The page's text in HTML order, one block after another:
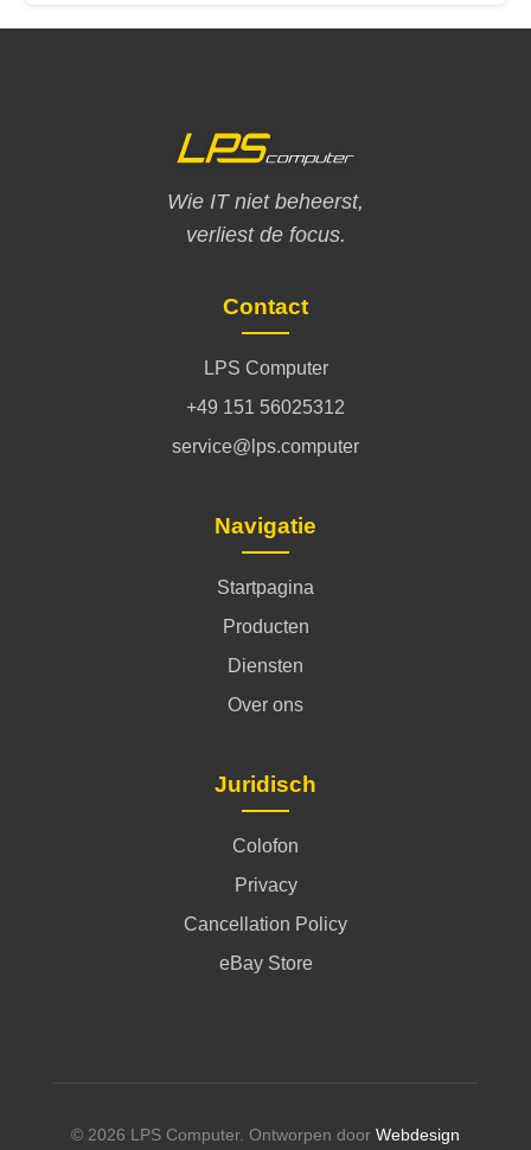
Wie IT niet beheerst,
verliest de focus.
Contact
LPS Computer
+49 151 56025312
service@lps.computer
Navigatie
Startpagina
Producten
Diensten
Over ons
Juridisch
Colofon
Privacy
Cancellation Policy
eBay Store
© 2026 LPS Computer. Ontworpen door Webdesign